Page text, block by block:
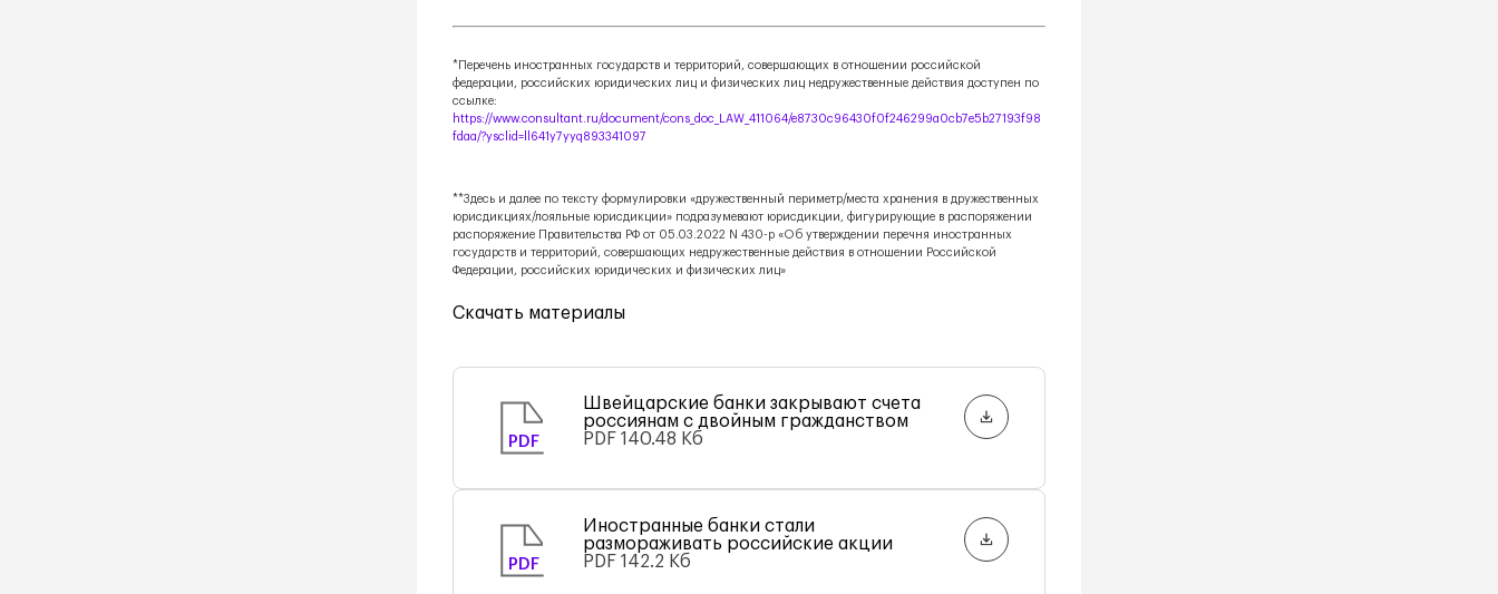
*Перечень иностранных государств и территорий, совершающих в отношении российской
федерации, российских юридических лиц и физических лиц недружественные действия доступен по
ссылке:
https://www.consultant.ru/document/cons_doc_LAW_411064/e8730c96430f0f246299a0cb7e5b27193f98
fdaa/?ysclid=ll641y7yyq893341097
**Здесь и далее по тексту формулировки «дружественный периметр/места хранения в дружественных
юрисдикциях/лояльные юрисдикции» подразумевают юрисдикции, фигурирующие в распоряжении
распоряжение Правительства РФ от 05.03.2022 N 430-р «Об утверждении перечня иностранных
государств и территорий, совершающих недружественные действия в отношении Российской
Федерации, российских юридических и физических лиц»
Скачать материалы
PDF
Швейцарские банки закрывают счета
россиянам с двойным гражданством
PDF 140.48 Кб
PDF
Иностранные банки стали
размораживать российские акции
PDF 142.2 Кб